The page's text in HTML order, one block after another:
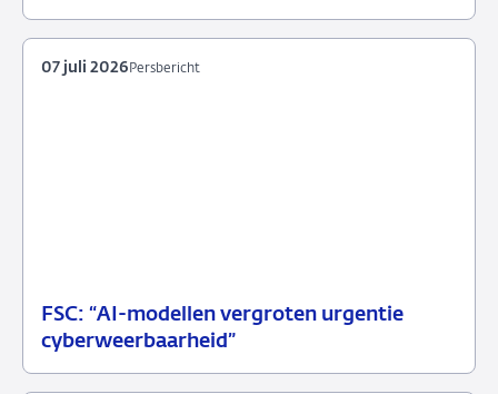
2026
FSC: “AI-modellen vergroten urgentie
cyberweerbaarheid”
07
Persbericht
Persbericht
07 juli 2026